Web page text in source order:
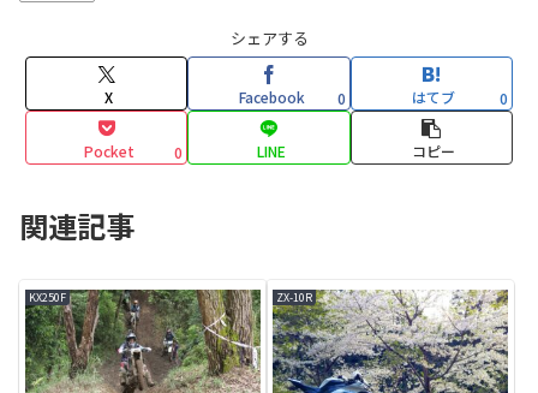
シェアする
X Facebook 0 はてブ 0
Pocket 0 LINE コピー
関連記事
KX250F ZX-10R